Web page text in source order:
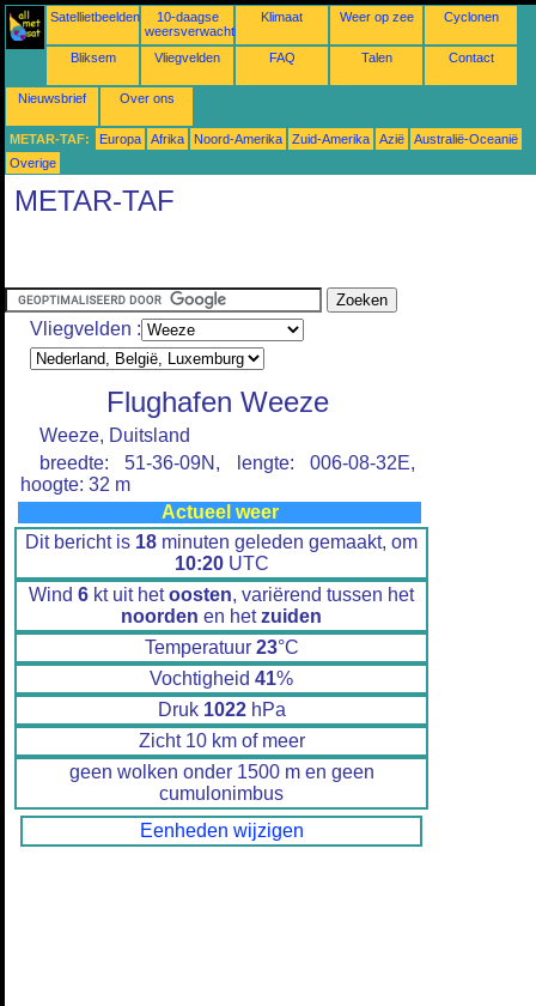
Satellietbeelden
10-daagse
weersverwachtingen
Klimaat Weer op zee Cyclonen
Bliksem Vliegvelden FAQ Talen Contact
Nieuwsbrief Over ons
METAR-TAF: Europa Afrika Noord-Amerika Zuid-Amerika Azië
Australië-Oceanië
Overige
METAR-TAF
Vliegvelden :
Flughafen Weeze
Weeze, Duitsland
breedte: 51-36-09N, lengte: 006-08-32E,
hoogte: 32 m
Actueel weer
Dit bericht is 18 minuten geleden gemaakt, om
10:20UTC
Wind 6 kt uit hetoosten, variërend tussen het
noorden en hetzuiden
Temperatuur 23°C
Vochtigheid 41%
Druk 1022hPa
Zicht 10 km of meer
geen wolken onder 1500 m en geen
cumulonimbus
Eenheden wijzigen